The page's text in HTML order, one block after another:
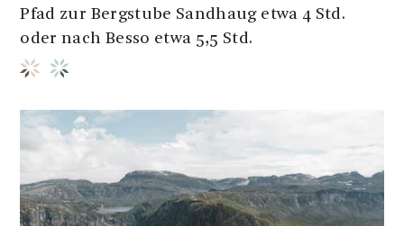
Pfad zur Bergstube Sandhaug etwa 4 Std.
oder nach Besso etwa 5,5 Std.